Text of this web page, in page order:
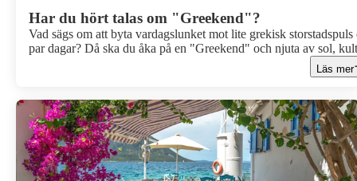
Har du hört talas om "Greekend"?
Vad sägs om att byta vardagslunket mot lite grekisk storstadspuls
par dagar? Då ska du åka på en "Greekend" och njuta av sol,
och mat som gör livet lite godare. Packa lätt, hoppa på planet
städer som Aten eller Thessaloniki bjuda på historiska
gör vi igen!”.
Läs mer